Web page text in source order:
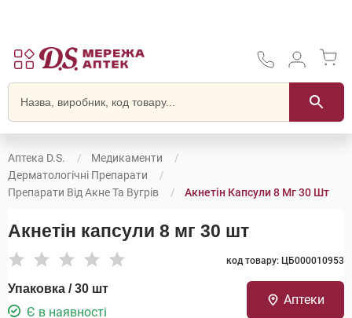
Аптека D.S.
Медикаменти
Дерматологічні Препарати
Препарати Від Акне Та Вугрів
Акнетін Капсули 8 Мг 30 Шт
Акнетін капсули 8 мг 30 шт
код товару: ЦБ000010953
Упаковка / 30 шт
Є в наявності
Аптеки